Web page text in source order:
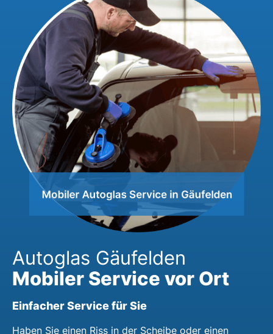
Autoglas Gäufelden
Mobiler Service vor Ort
Einfacher Service für Sie
Haben Sie einen Riss in der Scheibe oder einen